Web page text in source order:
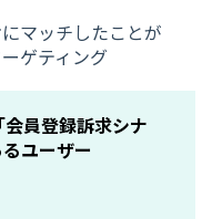
マッチしたことが
ゲティング
員登録訴求シナ
ユーザー